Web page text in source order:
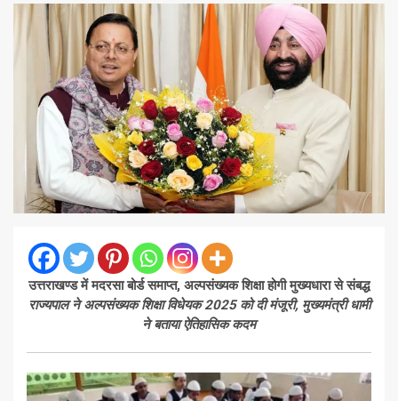
उत्तराखण्ड में मदरसा बोर्ड समाप्त, अल्पसंख्यक शिक्षा होगी मुख्यधारा से संबद्ध
राज्यपाल ने अल्पसंख्यक शिक्षा विधेयक 2025 को दी मंजूरी, मुख्यमंत्री धामी
ने बताया ऐतिहासिक कदम